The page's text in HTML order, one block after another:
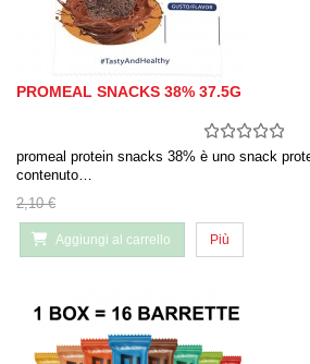
PROMEAL SNACKS 38% 37.5G
promeal protein snacks 38% è uno snack
contenuto…
2,10 €
Aggiungi al carrello Più